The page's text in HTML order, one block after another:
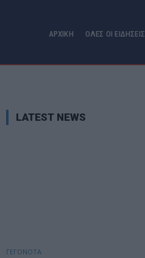
ΑΡΧΙΚΗ ΟΛΕΣ ΟΙ ΕΙΔΗΣΕΙΣ
LATEST NEWS
ΓΕΓΟΝΟΤΑ